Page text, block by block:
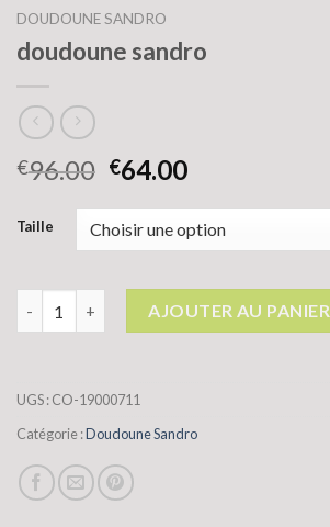
DOUDOUNE SANDRO
doudoune sandro
€96.00 €64.00
Taille
AJOUTER AU PANIER
UGS :CO-19000711
Catégorie :Doudoune Sandro